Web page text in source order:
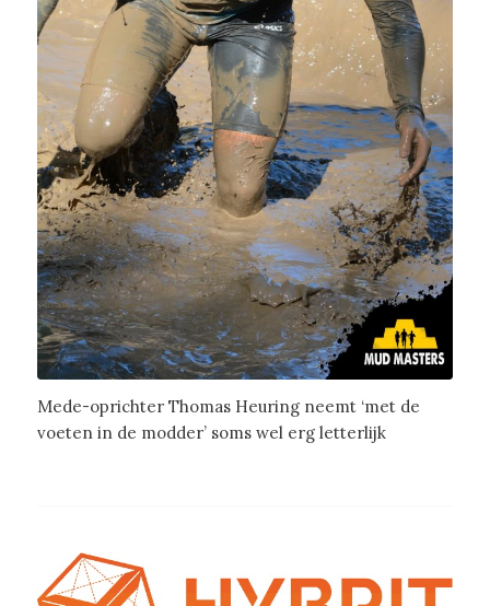
Mede-oprichter Thomas Heuring neemt ‘met de
voeten in de modder’ soms wel erg letterlijk